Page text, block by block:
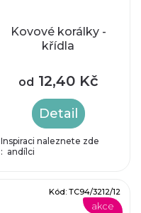
Kovové korálky -
křídla
od 12,40 Kč
Detail
Inspiraci naleznete zde
: andílci
akce
Kód: TC94/3212/12